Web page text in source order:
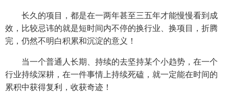
长久的项目，都是在一两年甚至三五年才能慢慢看到成
效，比较忌讳的就是短时间内不停的换行业、换项目，折腾
完，仍然不明白积累和沉淀的意义！
当一个普通人长期、持续的去坚持某个小趋势，在一个
行业持续深耕，在一件事情上持续死磕，就一定能在时间的
累积中获得复利，收获奇迹！